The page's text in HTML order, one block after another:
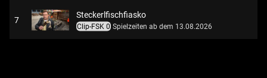
7
Steckerlfischfiasko
Clip-FSK 0 Spielzeiten ab dem 13.08.2026